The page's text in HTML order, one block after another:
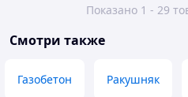
Показано 1 - 29
Смотри также
Газобетон Ракушняк